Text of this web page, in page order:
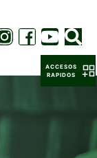
ACCESOS
RAPIDOS